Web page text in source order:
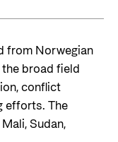
from Norwegian
broad field
conflict
efforts. The
Sudan,